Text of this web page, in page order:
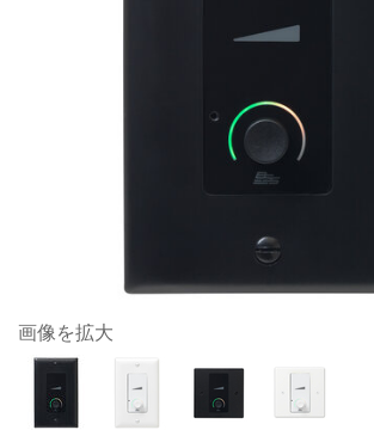
画像を拡大